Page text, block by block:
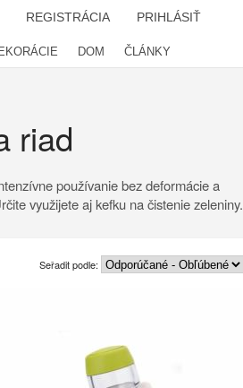
REGISTRÁCIA PRIHLÁSIŤ
DOM ČLÁNKY
riad
používanie bez deformácie a
využijete aj kefku na čistenie zeleniny.
Seřadit podle: